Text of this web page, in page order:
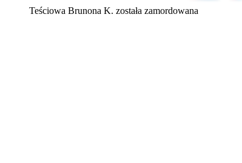
Teściowa Brunona K. została zamordowana